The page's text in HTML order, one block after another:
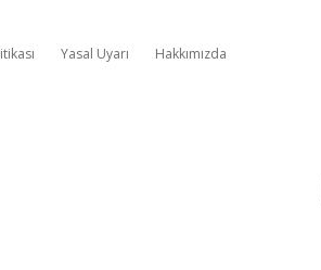
Yasal Uyarı Hakkımızda